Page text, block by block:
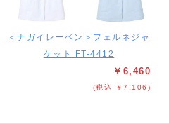
＜ナガイレーベン＞フェルネジャ
ケット FT-4412
￥6,460
(税込 ￥7,106)